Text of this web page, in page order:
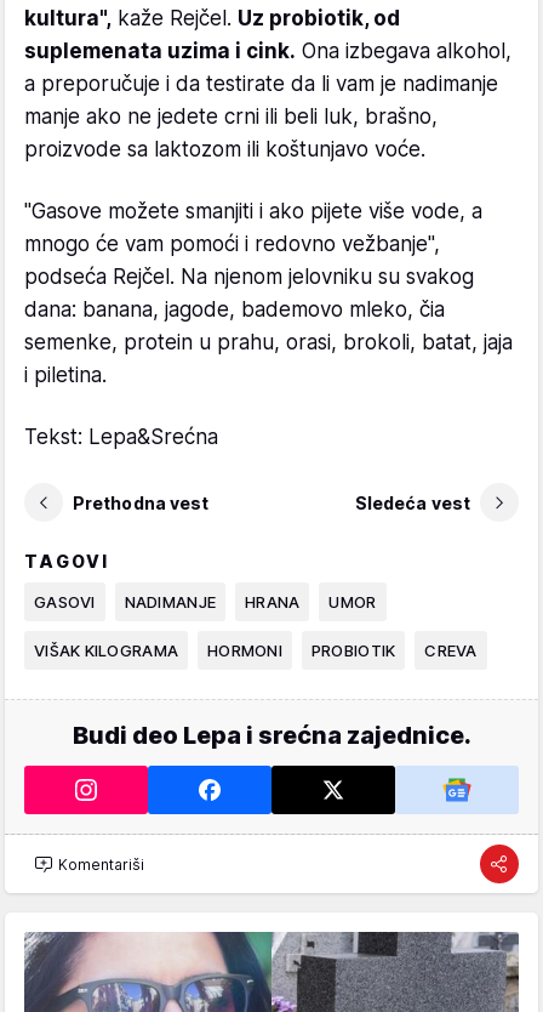
kultura", kaže Rejčel. Uz probiotik, od
suplemenata uzima i cink. Ona izbegava alkohol,
a preporučuje i da testirate da li vam je nadimanje
manje ako ne jedete crni ili beli luk, brašno,
proizvode sa laktozom ili koštunjavo voće.
"Gasove možete smanjiti i ako pijete više vode, a
mnogo će vam pomoći i redovno vežbanje",
podseća Rejčel. Na njenom jelovniku su svakog
dana: banana, jagode, bademovo mleko, čia
semenke, protein u prahu, orasi, brokoli, batat, jaja
i piletina.
Tekst: Lepa&Srećna
Prethodna vest Sledeća vest
TAGOVI
GASOVI NADIMANJE HRANA UMOR
VIŠAK KILOGRAMA HORMONI PROBIOTIK CREVA
Budi deo Lepa i srećna zajednice.
Komentariši